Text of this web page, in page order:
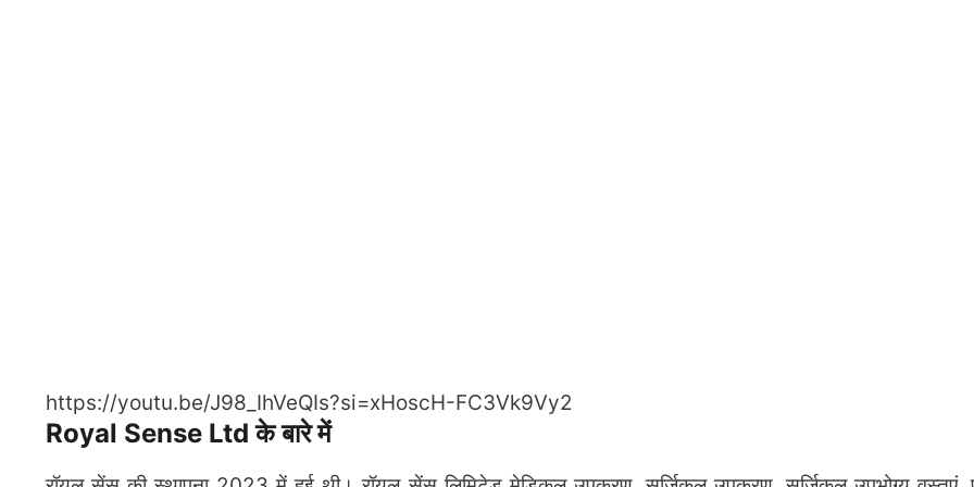
https://youtu.be/J98_IhVeQIs?si=xHoscH-FC3Vk9Vy2
Royal Sense Ltd के बारे में